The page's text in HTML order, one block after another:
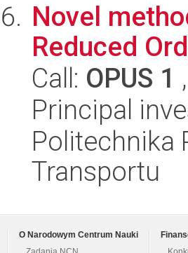
Novel
Reduced
Call: OPUS 1
Principal
Politechnika
Transportu
O Narodowym Centrum Nauki